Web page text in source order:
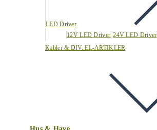
LED Driver
12V LED Driver 24V LED Driver
Kabler & DIV. EL-ARTIKLER